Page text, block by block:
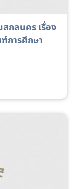
กลนคร เรื่อง
การศึกษา